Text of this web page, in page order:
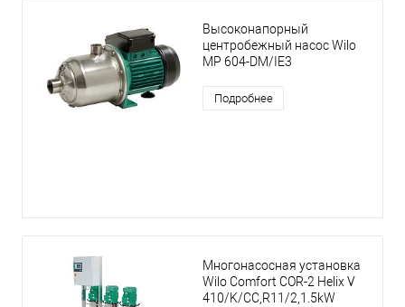
Высоконапорный
центробежный насос Wilo
MP 604-DM/IE3
Подробнее
Многонасосная установка
Wilo Comfort COR-2 Helix V
410/K/CC,R11/2,1.5kW